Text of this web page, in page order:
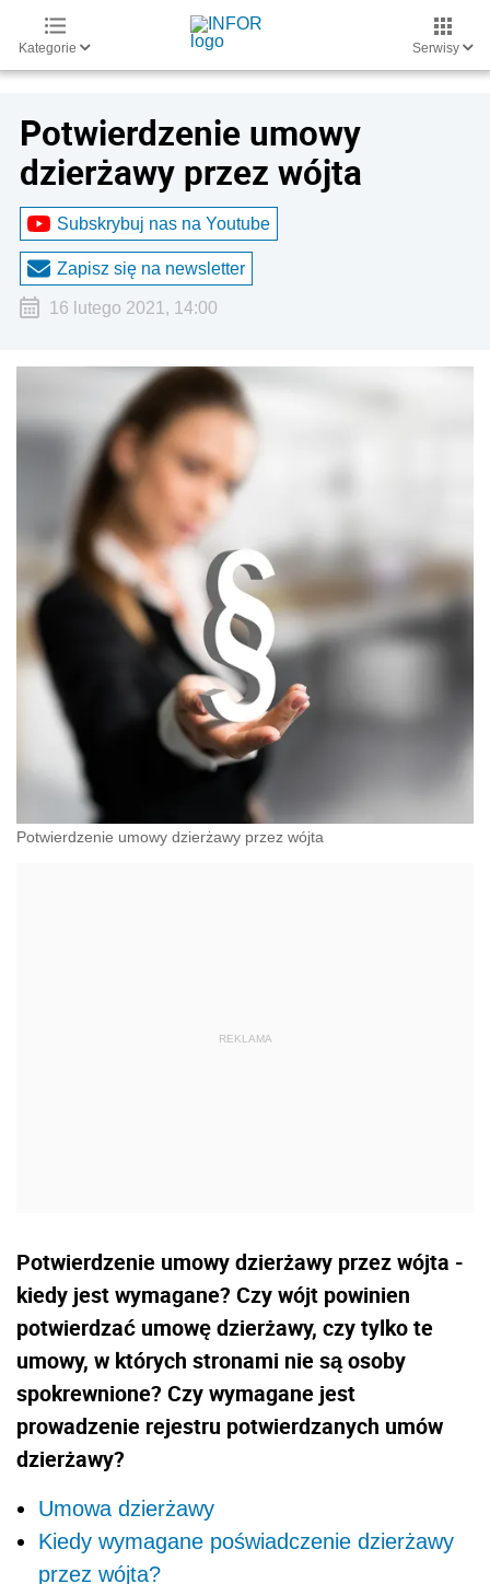
Kategorie Serwisy
Potwierdzenie umowy
dzierżawy przez wójta
Subskrybuj nas na Youtube
Zapisz się na newsletter
16 lutego 2021, 14:00
Potwierdzenie umowy dzierżawy przez wójta
Potwierdzenie umowy dzierżawy przez wójta -
kiedy jest wymagane? Czy wójt powinien
potwierdzać umowę dzierżawy, czy tylko te
umowy, w których stronami nie są osoby
spokrewnione? Czy wymagane jest
prowadzenie rejestru potwierdzanych umów
dzierżawy?
Umowa dzierżawy
Kiedy wymagane poświadczenie dzierżawy
przez wójta?